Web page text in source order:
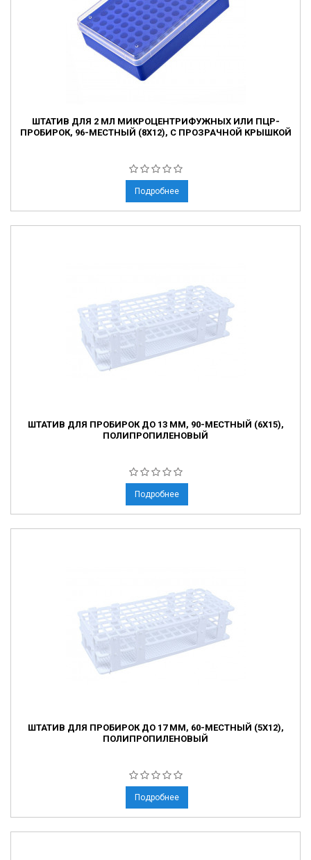
ШТАТИВ ДЛЯ 2 МЛ МИКРОЦЕНТРИФУЖНЫХ ИЛИ ПЦР-
ПРОБИРОК, 96-МЕСТНЫЙ (8X12), С ПРОЗРАЧНОЙ КРЫШКОЙ
Подробнее
ШТАТИВ ДЛЯ ПРОБИРОК ДО 13 ММ, 90-МЕСТНЫЙ (6Х15),
ПОЛИПРОПИЛЕНОВЫЙ
Подробнее
ШТАТИВ ДЛЯ ПРОБИРОК ДО 17 ММ, 60-МЕСТНЫЙ (5Х12),
ПОЛИПРОПИЛЕНОВЫЙ
Подробнее